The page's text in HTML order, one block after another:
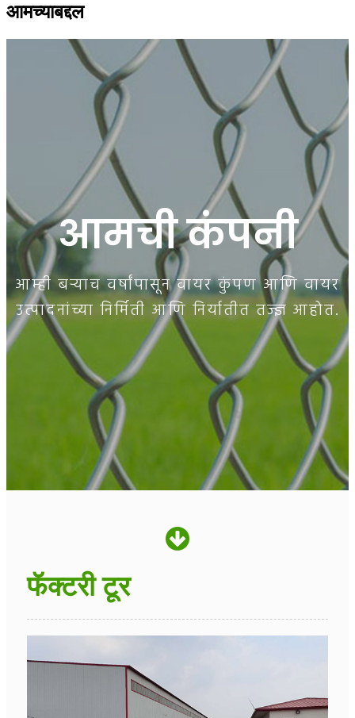
आमच्याबद्दल
आमची कंपनी
आम्ही बर्‍याच वर्षांपासून वायर कुंपण आणि वायर
उत्पादनांच्या निर्मिती आणि निर्यातीत तज्ज्ञ आहोत.
फॅक्टरी टूर